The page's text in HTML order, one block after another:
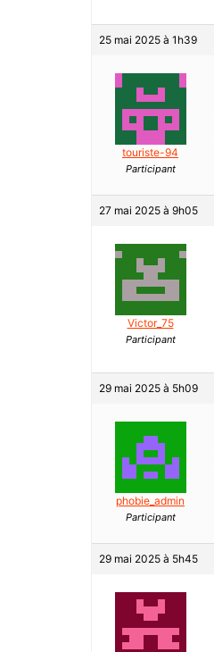
25 mai 2025 à 1h39
touriste-94
Participant
27 mai 2025 à 9h05
Victor_75
Participant
29 mai 2025 à 5h09
phobie_admin
Participant
29 mai 2025 à 5h45